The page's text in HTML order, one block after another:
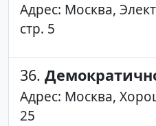
Адрес: Москва,
стр. 5
36.
Адрес: Москва,
25